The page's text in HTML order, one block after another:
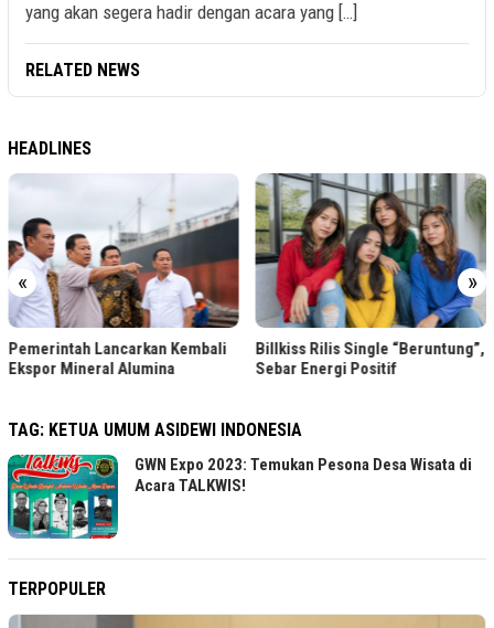
yang akan segera hadir dengan acara yang […]
RELATED NEWS
HEADLINES
« »
Pemerintah Lancarkan Kembali
Ekspor Mineral Alumina
Billkiss Rilis Single “Beruntung”,
Sebar Energi Positif
TAG: KETUA UMUM ASIDEWI INDONESIA
GWN Expo 2023: Temukan Pesona Desa Wisata di
Acara TALKWIS!
TERPOPULER